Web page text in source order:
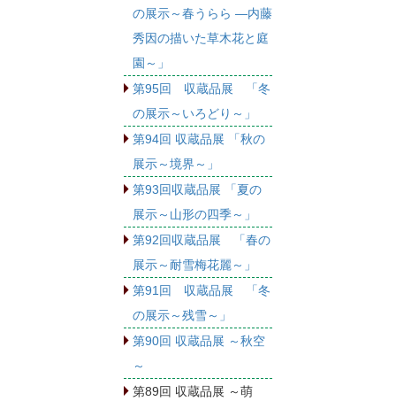
の展示～春うらら ―内藤
秀因の描いた草木花と庭
園～」
第95回 収蔵品展 「冬
の展示～いろどり～」
第94回 収蔵品展 「秋の
展示～境界～」
第93回収蔵品展 「夏の
展示～山形の四季～」
第92回収蔵品展 「春の
展示～耐雪梅花麗～」
第91回 収蔵品展 「冬
の展示～残雪～」
第90回 収蔵品展 ～秋空
～
第89回 収蔵品展 ～萌